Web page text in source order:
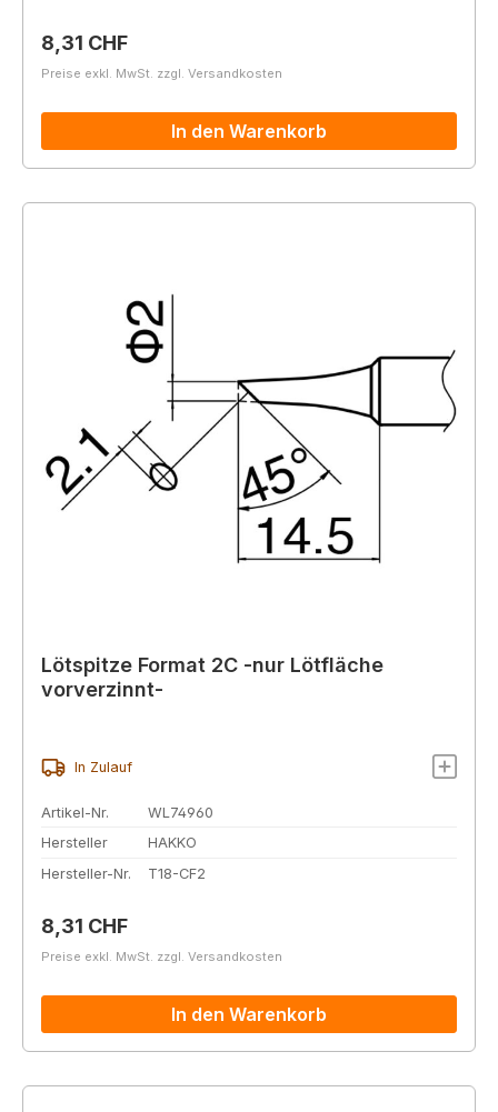
Regulärer Preis:
8,31 CHF
Preise exkl. MwSt. zzgl. Versandkosten
In den Warenkorb
Lötspitze Format 2C -nur Lötfläche
vorverzinnt-
In Zulauf
Artikel-Nr.
WL74960
Hersteller
HAKKO
Hersteller-Nr.
T18-CF2
Regulärer Preis:
8,31 CHF
Preise exkl. MwSt. zzgl. Versandkosten
In den Warenkorb